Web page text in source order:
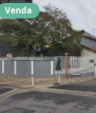
Venda